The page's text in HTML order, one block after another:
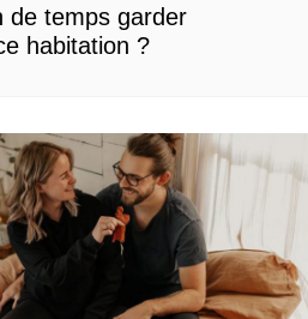
de temps garder
habitation ?